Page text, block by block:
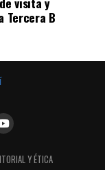
Tercera B
Y ÉTICA